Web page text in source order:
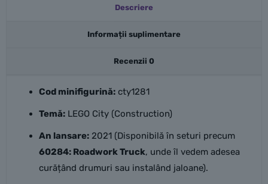
Descriere
Informații suplimentare
Recenzii 0
Cod minifigurină:cty1281
Temă:LEGO City (Construction)
An lansare:2021 (Disponibilă în seturi precum
60284: Roadwork Truck, unde îl vedem adesea
curățând drumuri sau instalând jaloane).